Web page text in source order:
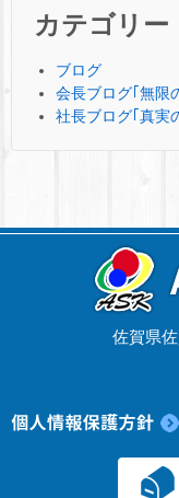
カテゴリー
ブログ
会長ブログ｢無限
社長ブログ｢真実
佐賀県